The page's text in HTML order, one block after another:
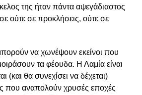
της ήταν πάντα αψεγάδιαστος
ούτε σε προκλήσεις, ούτε σε
να χωνέψουν εκείνοι που
τα φέουδα. Η Λαμία είναι
(και θα συνεχίσει να δέχεται)
που αναπολούν χρυσές εποχές